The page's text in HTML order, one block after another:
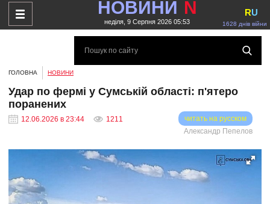
НОВИНИ N
неділя, 9 Серпня 2026 05:53 1628 днів війни
RU
ГОЛОВНА НОВИНИ
Удар по фермі у Сумській області: п'ятеро
поранених
12.06.2026 в 23:44 1211
читать на русском
Александр Пепелов